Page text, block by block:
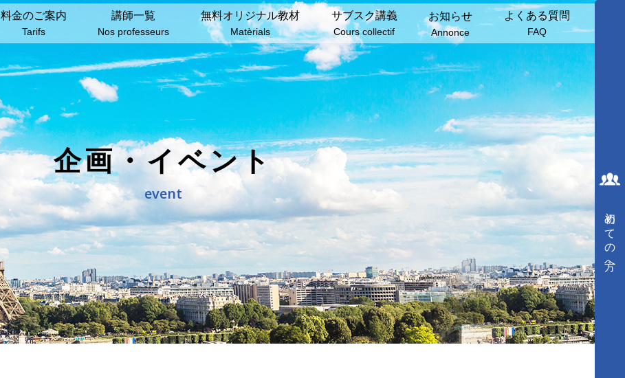
料⾦のご案内
Tarifs
講師⼀覧
Nos professeurs
無料オリジナル教材
Matèrials
サブスク講義
Cours collectif
お知らせ
Annonce
よくある質問
FAQ
初めての方へ
企画・イベント
event